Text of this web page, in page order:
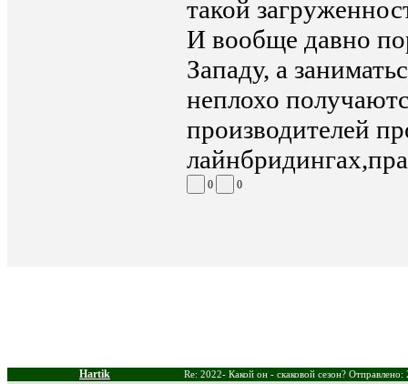
такой
И вообще давно
Западу, а
неплохо
производителей
0 0
Hartik Re: 2022- Какой он - скаковой сезон?